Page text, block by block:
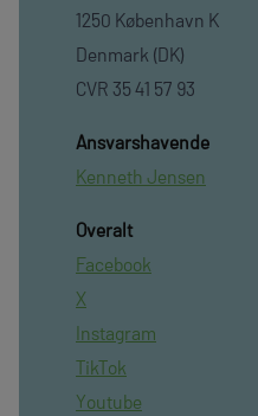
1250 København K
Denmark (DK)
CVR 35 41 57 93
Ansvarshavende
Kenneth Jensen
Overalt
Facebook
X
Instagram
TikTok
Youtube